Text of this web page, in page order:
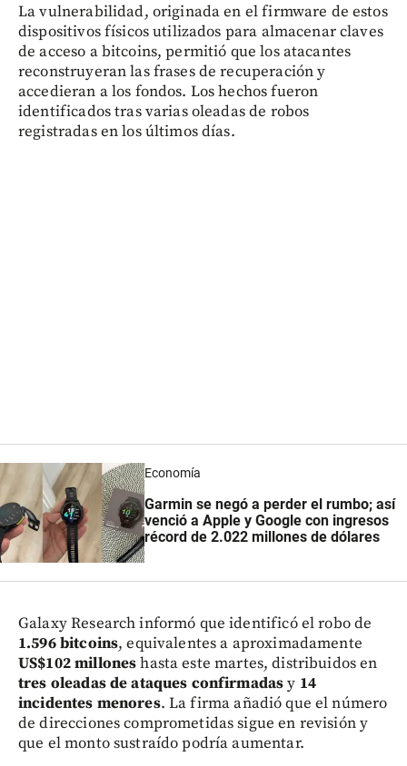
La vulnerabilidad, originada en el firmware de estos
dispositivos físicos utilizados para almacenar claves
de acceso a bitcoins, permitió que los atacantes
reconstruyeran las frases de recuperación y
accedieran a los fondos. Los hechos fueron
identificados tras varias oleadas de robos
registradas en los últimos días.
Economía
Garmin se negó a perder el rumbo; así
venció a Apple y Google con ingresos
récord de 2.022 millones de dólares
Galaxy Research informó que identificó el robo de
1.596 bitcoins, equivalentes a aproximadamente
US$102 milloneshasta este martes, distribuidos en
tres oleadas de ataques confirmadasy 14
incidentes menores. La firma añadió que el número
de direcciones comprometidas sigue en revisión y
que el monto sustraído podría aumentar.